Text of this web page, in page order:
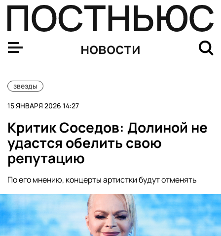
новости
звезды
15 ЯНВАРЯ 2026 14:27
Критик Соседов: Долиной не
удастся обелить свою
репутацию
По его мнению, концерты артистки будут отменять
Критик Соседов: Долиной не удастся обелить свою